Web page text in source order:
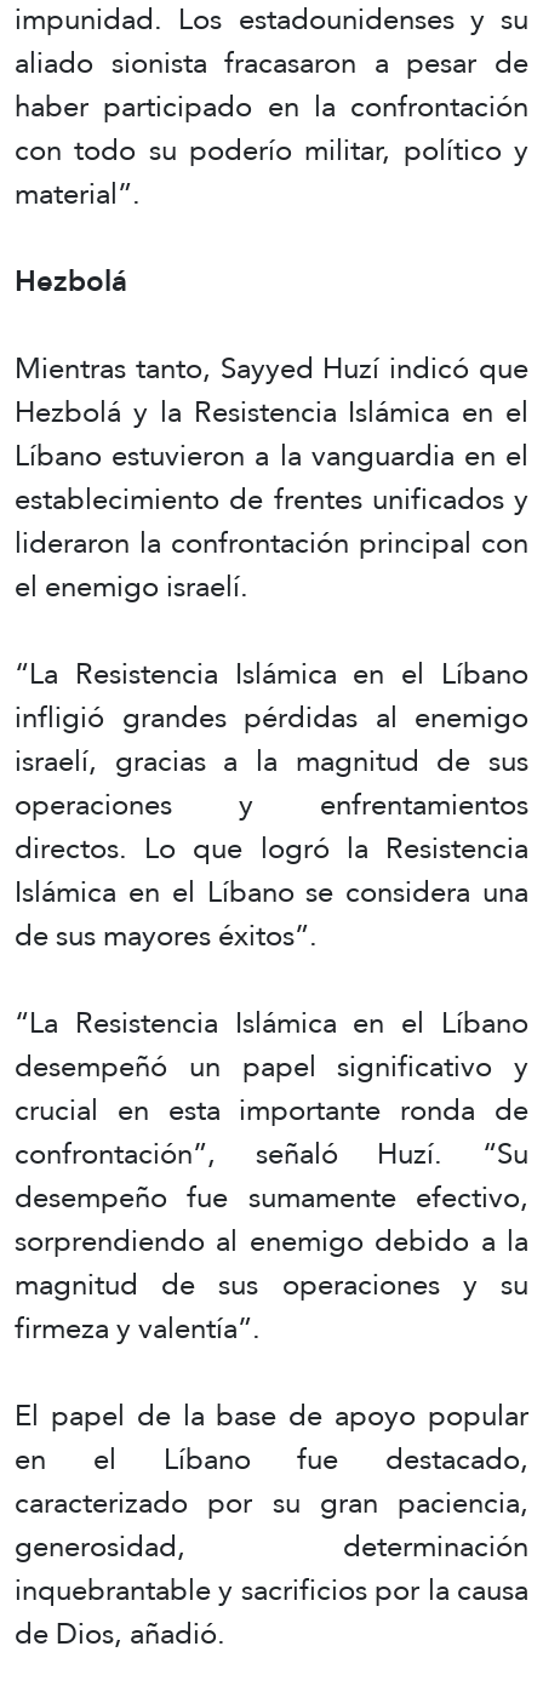
impunidad. Los estadounidenses y su
aliado sionista fracasaron a pesar de
haber participado en la confrontación
con todo su poderío militar, político y
material”.
Hezbolá
Mientras tanto, Sayyed Huzí indicó que
Hezbolá y la Resistencia Islámica en el
Líbano estuvieron a la vanguardia en el
establecimiento de frentes unificados y
lideraron la confrontación principal con
el enemigo israelí.
“La Resistencia Islámica en el Líbano
infligió grandes pérdidas al enemigo
israelí, gracias a la magnitud de sus
operaciones y enfrentamientos
directos. Lo que logró la Resistencia
Islámica en el Líbano se considera una
de sus mayores éxitos”.
“La Resistencia Islámica en el Líbano
desempeñó un papel significativo y
crucial en esta importante ronda de
confrontación”, señaló Huzí. “Su
desempeño fue sumamente efectivo,
sorprendiendo al enemigo debido a la
magnitud de sus operaciones y su
firmeza y valentía”.
El papel de la base de apoyo popular
en el Líbano fue destacado,
caracterizado por su gran paciencia,
generosidad, determinación
inquebrantable y sacrificios por la causa
de Dios, añadió.